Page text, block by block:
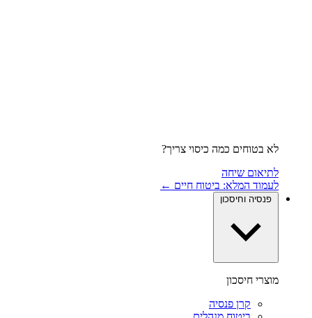
לא בטוחים כמה כיסוי צריך?
לתיאום שיחה
לעמוד המלא: ביטוח חיים ←
פנסיה וחיסכון
מוצרי חיסכון
קרן פנסיה